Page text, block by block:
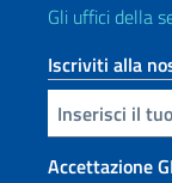
Gli uffici della
Iscriviti alla
Inserisci la tua email
Accettazione